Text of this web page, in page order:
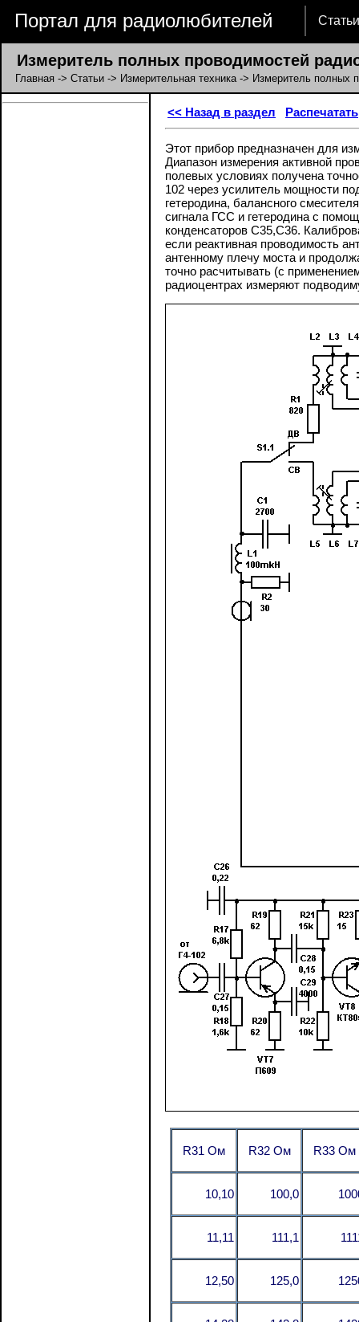
Портал для радиолюбителей Статьи
Измеритель полных проводимостей
Главная -> Статьи -> Измерительная техника-> Измеритель полных
<< Назад в раздел Распечатать
Этот прибор предназначен для
Диапазон измерения активной
полевых условиях получена
102 через усилитель мощности
гетеродина, балансного
сигнала ГСС и гетеродина с
конденсаторов C35,C36.
если реактивная проводимость
антенному плечу моста и
точно расчитывать (с
радиоцентрах измеряют
R31 Ом R32 Ом R33 Ом
10,10 100,0
11,11 111,1
12,50 125,0